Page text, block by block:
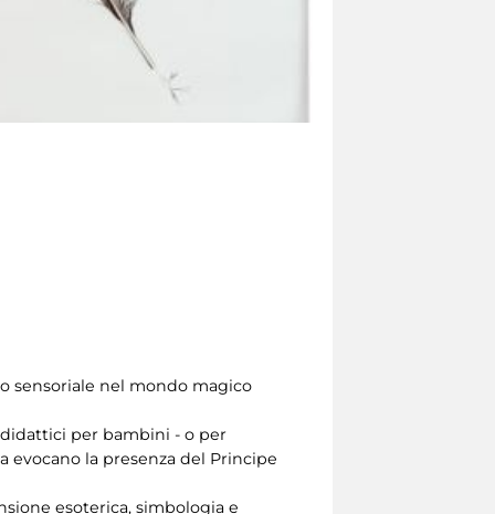
sensoriale nel mondo magico
didattici per bambini - o per
evocano la presenza del Principe
esoterica, simbologia e